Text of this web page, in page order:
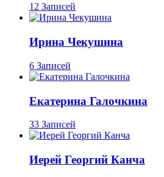
12 Записей
Ирина Чекушина
6 Записей
Екатерина Галочкина
33 Записей
Иерей Георгий Канча